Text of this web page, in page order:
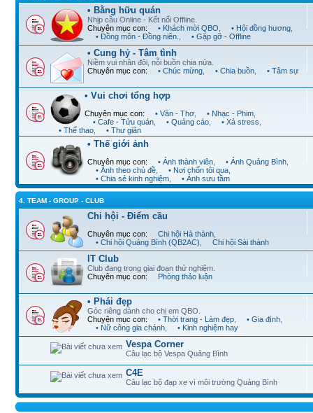
• Bằng hữu quán
Nhịp cầu Online - Kết nối Offline.
Chuyên mục con:
• Khách mời QBO • Hội đồng hương
• Đồng môn - Đồng niên.
• Gặp gỡ - Offline
• Cung hỷ - Tâm tình
Niềm vui nhân đôi, nỗi buồn chia nửa.
Chuyên mục con:
• Chúc mừng • Chia buồn • Tâm sự
• Vui chơi tổng hợp
Chuyên mục con: • Văn - Thơ • Nhạc - Phim
• Cafe - Tửu quán
• Quảng cáo • Xả stress
• Thể thao
• Thư giãn
• Thế giới ảnh
Chuyên mục con: • Ảnh thành viên • Ảnh Quảng Bình
• Ảnh theo chủ đề
• Nơi chốn tôi qua
• Chia sẻ kinh nghiệm
• Ảnh sưu tầm
4. TEAM - GROUP - CLUB
Chi hội - Điểm cầu
Chuyên mục con: Chi hội Hà thành
• Chi hội Quảng Bình (QB2AC)
Chi hội Sài thành
IT Club
Club đang trong giai đoạn thử nghiệm.
Chuyên mục con:
Phòng thảo luận
• Phái đẹp
Góc riêng dành cho chị em QBO.
Chuyên mục con:
• Thời trang - Làm đẹp • Gia đình
• Nữ công gia chánh
• Kinh nghiệm hay
Vespa Corner
Câu lạc bộ Vespa Quảng Bình
C4E
Câu lạc bộ đạp xe vì môi trường Quảng Bình